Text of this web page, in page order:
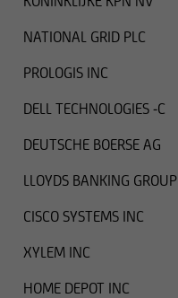
NATIONAL GRID PLC
PROLOGIS INC
DELL TECHNOLOGIES -C
DEUTSCHE BOERSE AG
LLOYDS BANKING
CISCO SYSTEMS INC
XYLEM INC
HOME DEPOT INC
giurisdizione in cui
restrizioni deve
conformarsi.
I titoli menzionati
sono stati e non
modifiche e,
cui siano registrati
sulla base di